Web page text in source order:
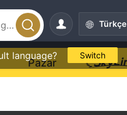
Türkçe
language? Switch
Pazar